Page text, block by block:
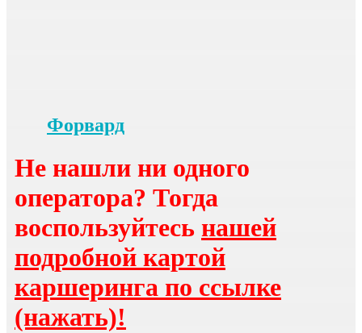
Форвард
Не нашли ни одного
оператора? Тогда
воспользуйтесь нашей
подробной картой
каршеринга по ссылке
(нажать)!